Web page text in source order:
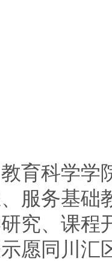
育科学学
服务基础
究、课程
愿同川汇